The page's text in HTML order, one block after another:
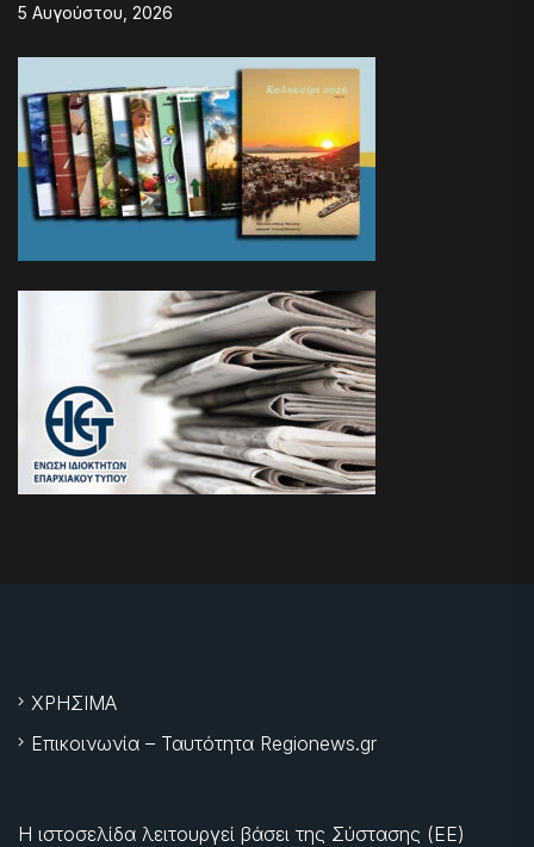
5 Αυγούστου, 2026
ΧΡΗΣΙΜΑ
Επικοινωνία – Ταυτότητα Regionews.gr
Η ιστοσελίδα λειτουργεί βάσει της Σύστασης (ΕΕ)